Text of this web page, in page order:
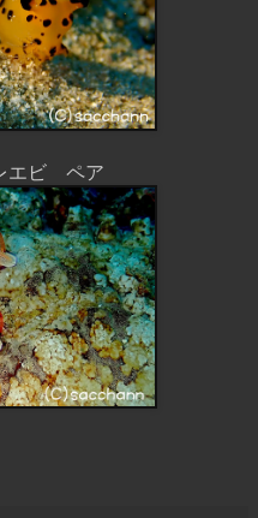
エビ ペア